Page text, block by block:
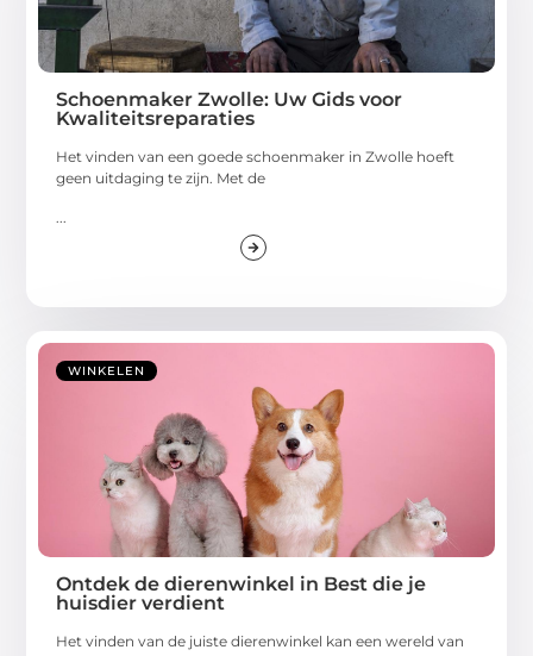
Schoenmaker Zwolle: Uw Gids voor
Kwaliteitsreparaties
Het vinden van een goede schoenmaker in Zwolle hoeft
geen uitdaging te zijn. Met de
WINKELEN
Ontdek de dierenwinkel in Best die je
huisdier verdient
Het vinden van de juiste dierenwinkel kan een wereld van